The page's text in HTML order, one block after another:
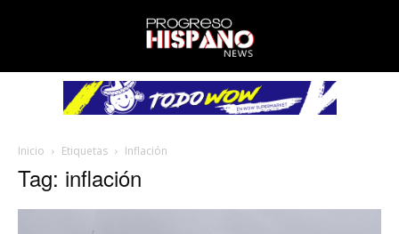
Inicio Etiquetas Inflación
Tag: inflación